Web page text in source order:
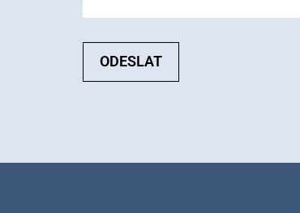
ODESLAT